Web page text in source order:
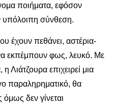
ποιήματα, εφόσον
υπόλοιπη σύνθεση.
έχουν πεθάνει, αστέρια-
εκπέμπουν φως, λευκό. Με
Λιάτζουρα επιχειρεί μια
παραληρηματικό, θα
δεν γίνεται